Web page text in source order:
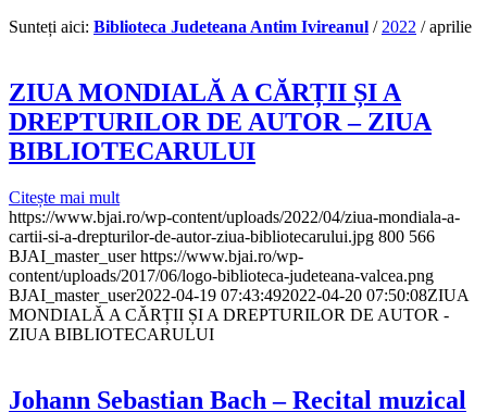
Sunteți aici: Biblioteca Judeteana Antim Ivireanul / 2022 / aprilie
ZIUA MONDIALĂ A CĂRȚII ȘI A
DREPTURILOR DE AUTOR – ZIUA
BIBLIOTECARULUI
Citește mai mult
https://www.bjai.ro/wp-content/uploads/2022/04/ziua-mondiala-a-
cartii-si-a-drepturilor-de-autor-ziua-bibliotecarului.jpg 800 566
BJAI_master_user https://www.bjai.ro/wp-
content/uploads/2017/06/logo-biblioteca-judeteana-valcea.png
BJAI_master_user2022-04-19 07:43:492022-04-20 07:50:08ZIUA
MONDIALĂ A CĂRȚII ȘI A DREPTURILOR DE AUTOR -
ZIUA BIBLIOTECARULUI
Johann Sebastian Bach – Recital muzical